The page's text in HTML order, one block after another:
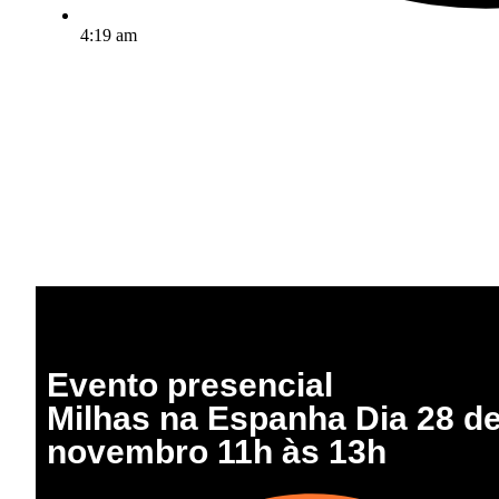
4:19 am
Evento presencial
Milhas na Espanha Dia 28
novembro 11h às 13h